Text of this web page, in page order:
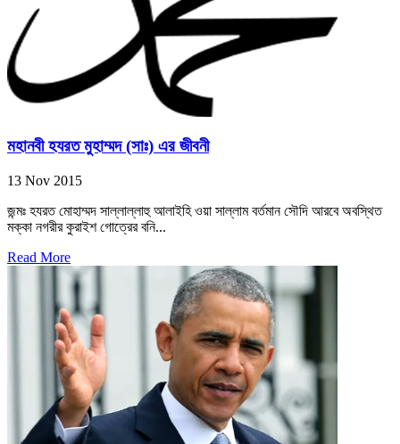
মহানবী হযরত মুহাম্মদ (সাঃ) এর জীবনী
13 Nov 2015
জন্মঃ হযরত মোহাম্মদ সাল্লাল্লাহু আলাইহি ওয়া সাল্লাম বর্তমান সৌদি আরবে অবস্থিত
মক্কা নগরীর কুরাইশ গোত্রের বনি...
Read More